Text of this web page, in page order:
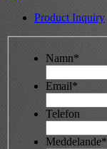
Product Inquiry
Namn*
Email*
Telefon
Meddelande*